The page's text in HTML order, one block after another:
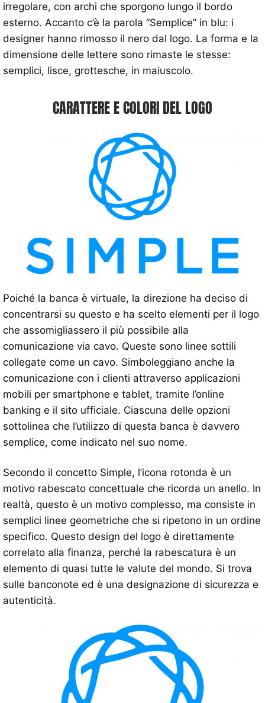
irregolare, con archi che sporgono lungo il bordo
esterno. Accanto c’è la parola “Semplice” in blu: i
designer hanno rimosso il nero dal logo. La forma e la
dimensione delle lettere sono rimaste le stesse:
semplici, lisce, grottesche, in maiuscolo.
CARATTERE E COLORI DEL LOGO
Poiché la banca è virtuale, la direzione ha deciso di
concentrarsi su questo e ha scelto elementi per il logo
che assomigliassero il più possibile alla
comunicazione via cavo. Queste sono linee sottili
collegate come un cavo. Simboleggiano anche la
comunicazione con i clienti attraverso applicazioni
mobili per smartphone e tablet, tramite l’online
banking e il sito ufficiale. Ciascuna delle opzioni
sottolinea che l’utilizzo di questa banca è davvero
semplice, come indicato nel suo nome.
Secondo il concetto Simple, l’icona rotonda è un
motivo rabescato concettuale che ricorda un anello. In
realtà, questo è un motivo complesso, ma consiste in
semplici linee geometriche che si ripetono in un ordine
specifico. Questo design del logo è direttamente
correlato alla finanza, perché la rabescatura è un
elemento di quasi tutte le valute del mondo. Si trova
sulle banconote ed è una designazione di sicurezza e
autenticità.